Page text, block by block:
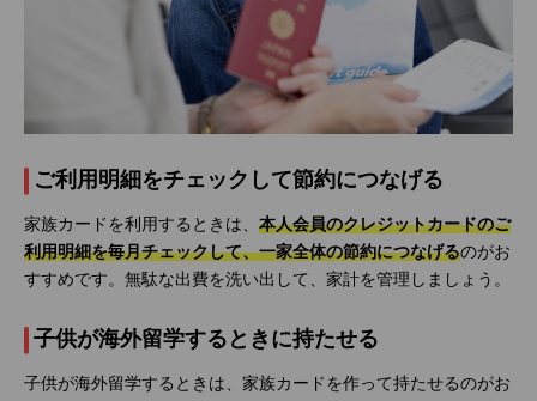
ご利用明細をチェックして節約につなげる
家族カードを利用するときは、 本人会員のクレジットカードのご
利用明細を毎月チェックして、一家全体の節約につなげるのがお
すすめです。無駄な出費を洗い出して、家計を管理しましょう。
子供が海外留学するときに持たせる
子供が海外留学するときは、家族カードを作って持たせるのがお